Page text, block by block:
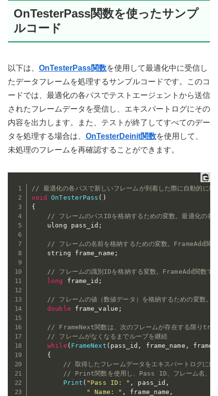
OnTesterPass関数を使ったサンプ
ルコード
以下は、 OnTesterPass関数を使用して最適化中に受信し
たデータフレームを処理するサンプルコードです。このコ
ードでは、最適化の各パスでテストエージェントから送信
されたフレームデータを受信し、エキスパートログにその
内容を出力します。また、テストが終了してすべてのデー
タを処理する場合は、 OnTesterDeinit関数を使用して、
未処理のフレームを再確認することができます。
// 最適化の各パスで新しいフレームが到着した際に自動的に呼
void
OnTesterPass ( )
{
// フレームのパスIDを格納するための変数。最適化の各
    ulong pass_id
;
// フレームの名前を格納するための変数。FrameAdd関
    string frame_name
;
// フレームの識別IDを格納する変数。FrameAdd関数で
long
frame_id ;
// フレームの値（数値データ）を格納するための変数。
double frame_value ;
// FrameNext関数は、次のフレームが存在する限りtrue
// フレームがなくなるまでループを継続
while ( FrameNext ( pass_id , frame_name ,
{
// 取得したフレームデータをエキスパートログに出
// Print関数を使用し、Pass ID、フレーム名、識
Print ( "Pass ID: " , pass_id ,
" Name: " , frame_name ,